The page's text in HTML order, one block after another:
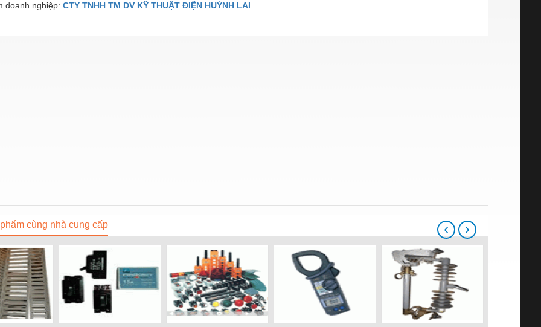
doanh nghiệp: CTY TNHH TM DV KỸ THUẬT ĐIỆN HUỲNH LAI
cùng nhà cung cấp ‹ ›